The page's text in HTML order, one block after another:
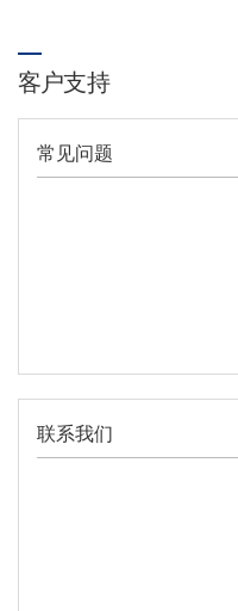
客户支持
常见问题
联系我们